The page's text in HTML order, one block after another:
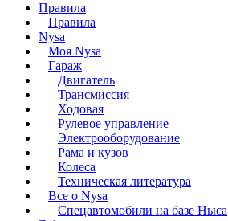
Правила
Правила
Nysa
Моя Nysa
Гараж
Двигатель
Трансмиссия
Ходовая
Рулевое управление
Электрооборудование
Рама и кузов
Колеса
Техническая литература
Все о Nysa
Спецавтомобили на базе Ныса